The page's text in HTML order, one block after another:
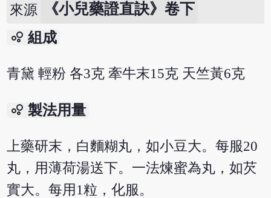
來源 《小兒藥證直訣》卷下
bubble_chart 組成
青黛 輕粉 各3克 牽牛末15克 天竺黃6克
bubble_chart 製法用量
上藥研末，白麵糊丸，如小豆大。每服20
丸，用薄荷湯送下。一法煉蜜為丸，如芡
實大。每用1粒，化服。